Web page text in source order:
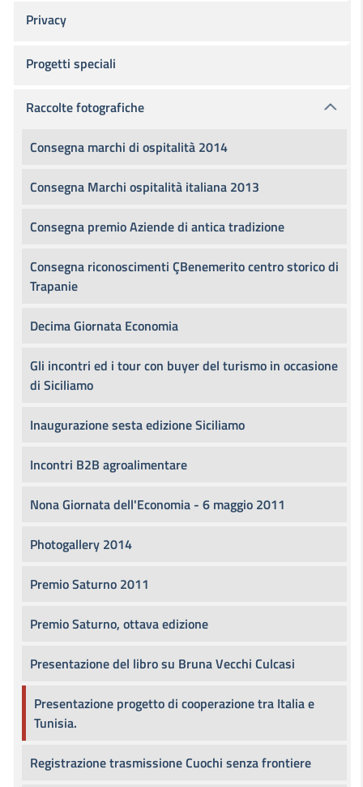
Privacy
Progetti speciali
Raccolte fotografiche
Consegna marchi di ospitalità 2014
Consegna Marchi ospitalità italiana 2013
Consegna premio Aziende di antica tradizione
Consegna riconoscimenti ÇBenemerito centro storico di
Trapanie
Decima Giornata Economia
Gli incontri ed i tour con buyer del turismo in occasione
di Siciliamo
Inaugurazione sesta edizione Siciliamo
Incontri B2B agroalimentare
Nona Giornata dell'Economia - 6 maggio 2011
Photogallery 2014
Premio Saturno 2011
Premio Saturno, ottava edizione
Presentazione del libro su Bruna Vecchi Culcasi
Presentazione progetto di cooperazione tra Italia e
Tunisia.
Registrazione trasmissione Cuochi senza frontiere